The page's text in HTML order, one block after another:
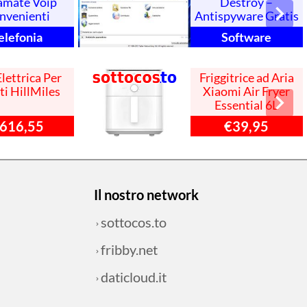
Antispyware Gratis
Software
Per
HillMiles
Friggitrice ad Aria
Xiaomi Air Fryer
Essential 6L
€39,95
Il nostro network
sottocos.to
fribby.net
daticloud.it